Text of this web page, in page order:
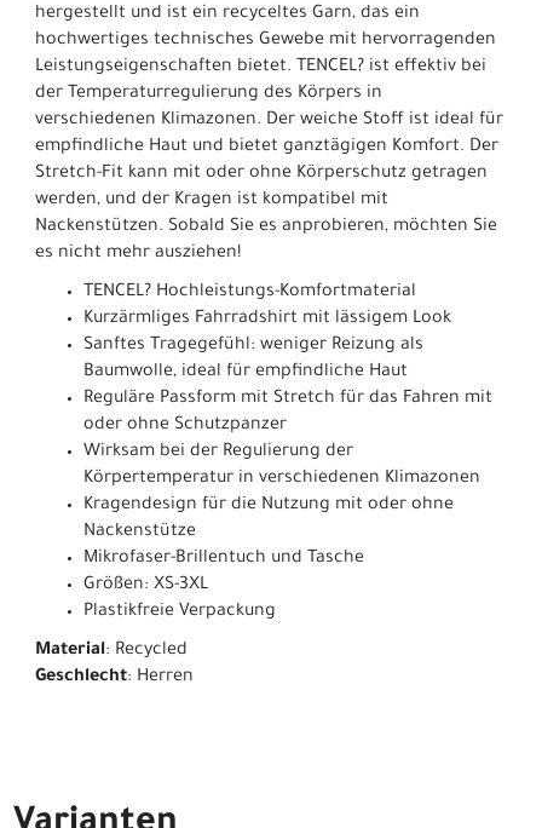
hergestellt und ist ein recyceltes Garn, das ein
hochwertiges technisches Gewebe mit hervorragenden
Leistungseigenschaften bietet. TENCEL? ist effektiv bei
der Temperaturregulierung des Körpers in
verschiedenen Klimazonen. Der weiche Stoff ist ideal für
empfindliche Haut und bietet ganztägigen Komfort. Der
Stretch-Fit kann mit oder ohne Körperschutz getragen
werden, und der Kragen ist kompatibel mit
Nackenstützen. Sobald Sie es anprobieren, möchten Sie
es nicht mehr ausziehen!
TENCEL? Hochleistungs-Komfortmaterial
Kurzärmliges Fahrradshirt mit lässigem Look
Sanftes Tragegefühl: weniger Reizung als
Baumwolle, ideal für empfindliche Haut
Reguläre Passform mit Stretch für das Fahren mit
oder ohne Schutzpanzer
Wirksam bei der Regulierung der
Körpertemperatur in verschiedenen Klimazonen
Kragendesign für die Nutzung mit oder ohne
Nackenstütze
Mikrofaser-Brillentuch und Tasche
Größen: XS-3XL
Plastikfreie Verpackung
Material: Recycled
Geschlecht: Herren